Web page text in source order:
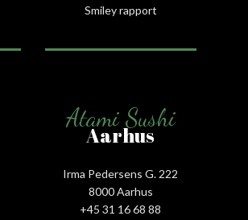
Smiley rapport
Atami Sushi
Aarhus
Irma Pedersens G. 222
8000 Aarhus
+45 31 16 68 88